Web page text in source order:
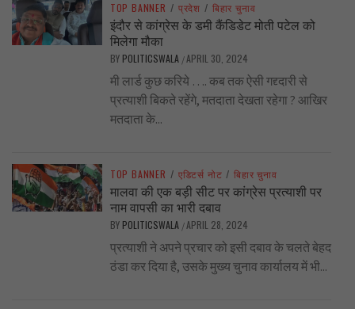
TOP BANNER / प्रदेश / बिहार चुनाव
इंदौर से कांग्रेस के डमी कैंडिडेट मोती पटेल को
मिलेगा मौका
BY POLITICSWALA /APRIL 30, 2024
मी लार्ड कुछ करिये …. कब तक ऐसी गद्द्दारी से
प्रत्याशी बिकते रहेंगे, मतदाता देखता रहेगा ? आखिर
मतदाता के...
TOP BANNER / एडिटर्स नोट / बिहार चुनाव
मालवा की एक बड़ी सीट पर कांग्रेस प्रत्याशी पर
नाम वापसी का भारी दबाव
BY POLITICSWALA /APRIL 28, 2024
प्रत्याशी ने अपने प्रचार को इसी दबाव के चलते बेहद
ठंडा कर दिया है, उसके मुख्य चुनाव कार्यालय में भी...